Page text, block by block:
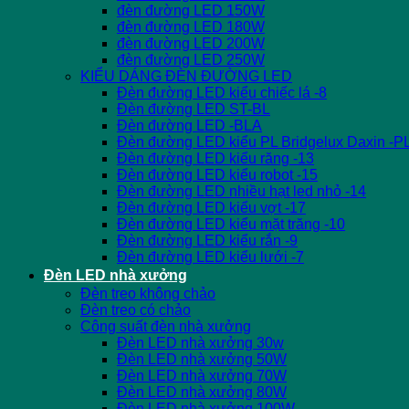
đèn đường LED 150W
đèn đường LED 180W
đèn đường LED 200W
đèn đường LED 250W
KIỂU DÁNG ĐÈN ĐƯỜNG LED
Đèn đường LED kiểu chiếc lá -8
Đèn đường LED ST-BL
Đèn đường LED -BLA
Đèn đường LED kiểu PL Bridgelux Daxin -
Đèn đường LED kiểu răng -13
Đèn đường LED kiểu robot -15
Đèn đường LED nhiều hạt led nhỏ -14
Đèn đường LED kiểu vợt -17
Đèn đường LED kiểu mặt trăng -10
Đèn đường LED kiểu rắn -9
Đèn đường LED kiểu lưới -7
Đèn LED nhà xưởng
Đèn treo không chảo
Đèn treo có chảo
Công suất đèn nhà xưởng
Đèn LED nhà xưởng 30w
Đèn LED nhà xưởng 50W
Đèn LED nhà xưởng 70W
Đèn LED nhà xưởng 80W